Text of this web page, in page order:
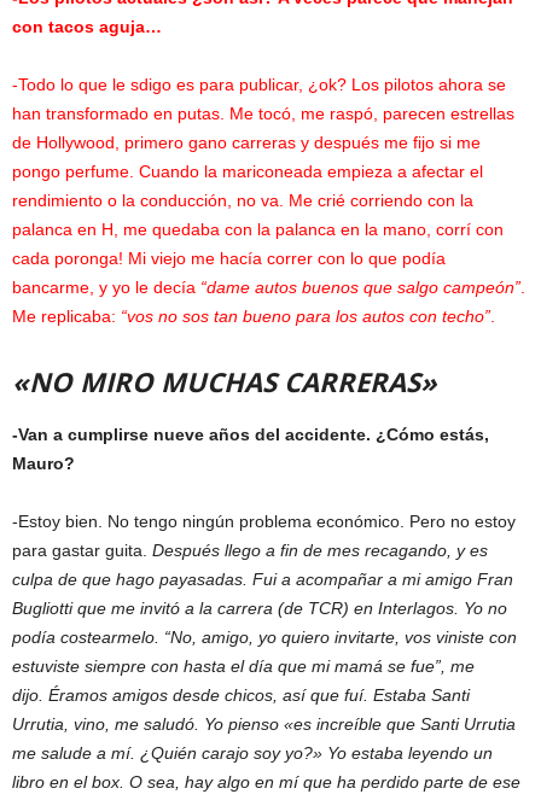
con tacos aguja…
-Todo lo que le sdigo es para publicar, ¿ok? Los pilotos ahora se
han transformado en putas. Me tocó, me raspó, parecen estrellas
de Hollywood, primero gano carreras y después me fijo si me
pongo perfume. Cuando la mariconeada empieza a afectar el
rendimiento o la conducción, no va. Me crié corriendo con la
palanca en H, me quedaba con la palanca en la mano, corrí con
cada poronga! Mi viejo me hacía correr con lo que podía
bancarme, y yo le decía “dame autos buenos que salgo campeón”.
Me replicaba: “vos no sos tan bueno para los autos con techo”.
«NO MIRO MUCHAS CARRERAS»
-Van a cumplirse nueve años del accidente. ¿Cómo estás,
Mauro?
-Estoy bien. No tengo ningún problema económico. Pero no estoy
para gastar guita. Después llego a fin de mes recagando, y es
culpa de que hago payasadas. Fui a acompañar a mi amigo Fran
Bugliotti que me invitó a la carrera (de TCR) en Interlagos. Yo no
podía costearmelo. “No, amigo, yo quiero invitarte, vos viniste con
estuviste siempre con hasta el día que mi mamá se fue”, me
dijo. Éramos amigos desde chicos, así que fuí. Estaba Santi
Urrutia, vino, me saludó. Yo pienso «es increíble que Santi Urrutia
me salude a mí. ¿Quién carajo soy yo?» Yo estaba leyendo un
libro en el box. O sea, hay algo en mí que ha perdido parte de ese